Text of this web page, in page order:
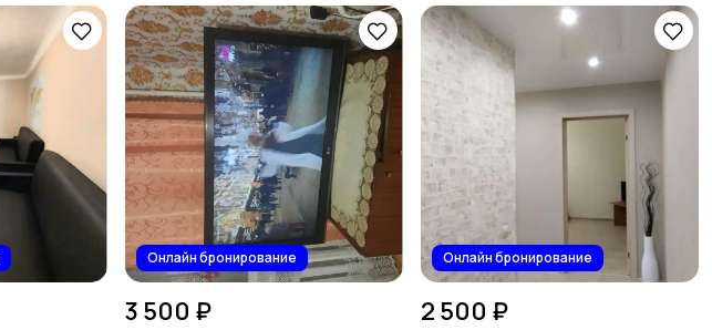
Онлайн бронирование
3 500 ₽
Онлайн бронирование
2 500 ₽